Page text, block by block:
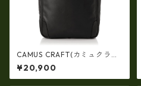
CAMUS CRAFT(カミュクラフ
ト) ビジネスバッグ リュック
サック 日本製 撥水 軽量 ユニ
セックス cc-2702
¥20,900